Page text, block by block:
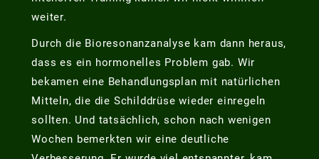
weiter.
Durch die Bioresonanzanalyse kam dann heraus,
dass es ein hormonelles Problem gab. Wir
bekamen eine Behandlungsplan mit natürlichen
Mitteln, die die Schilddrüse wieder einregeln
sollten. Und tatsächlich, schon nach wenigen
Wochen bemerkten wir eine deutliche